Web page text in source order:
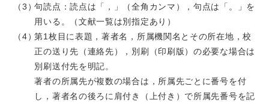
句読点：読点は「，」（全角カンマ），句点は「。」を
用いる。（文献一覧は別指定あり）
第1枚目に表題，著者名，所属機関名とその所在地，校
正の送り先（連絡先），別刷（印刷版）の必要な場合は
別刷送付先を明記。
著者の所属先が複数の場合は，所属先ごとに番号を付
し，著者名の後ろに肩付き（上付き）で所属先番号を記